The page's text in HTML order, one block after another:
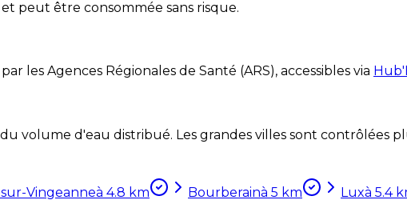
peut être consommée sans risque.
les Agences Régionales de Santé (ARS), accessibles via
volume d'eau distribué. Les grandes villes sont contrôlées
Vingeanneà 4.8 km Bourberainà 5 km Luxà 5.4